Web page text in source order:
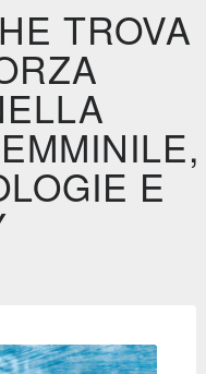
TROVA
E